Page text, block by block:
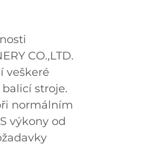
CO.,LTD.
veškeré
stroje.
normálním
výkony od